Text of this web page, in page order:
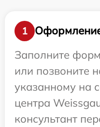
1
Заполните
или позвоните
указанному на
центра
консультант